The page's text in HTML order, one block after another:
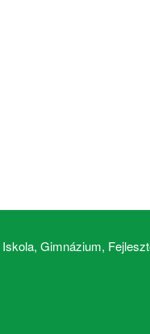
Gimnázium,